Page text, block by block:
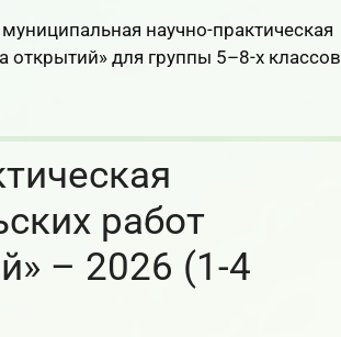
научно-практическая
открытий» для группы 5–8-х классов
работ
– 2026 (1-4